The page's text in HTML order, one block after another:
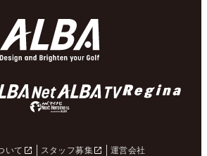
いて スタッフ募集
運営会社